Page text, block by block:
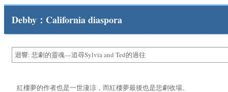
Debby：California diaspora
迴響: 悲劇的靈魂—追尋Sylvia and Ted的過往
紅樓夢的作者也是一世淒涼，而紅樓夢最後也是悲劇收場。